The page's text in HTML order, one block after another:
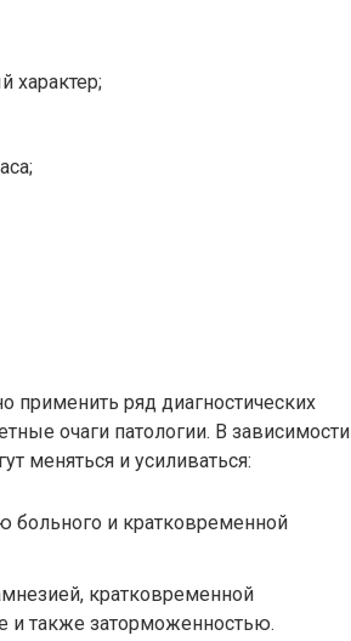
характер;
ряд диагностических
очаги патологии. В зависимости
меняться и усиливаться:
больного и кратковременной
кратковременной
и также заторможенностью.